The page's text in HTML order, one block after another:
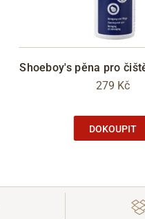
Shoeboy's pěna pro
279 Kč
DOKOUPIT